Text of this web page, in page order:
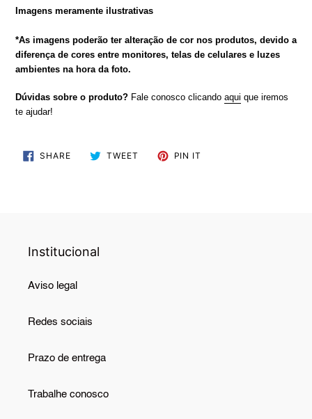
Imagens meramente ilustrativas
*As imagens poderão ter alteração de cor nos produtos, devido a
diferença de cores entre monitores, telas de celulares e luzes
ambientes na hora da foto.
Dúvidas sobre o produto? Fale conosco clicando aqui que iremos
te ajudar!
SHARESHARE
ON
TWEET TWEET PIN IT
Institucional
Aviso legal
Redes sociais
Prazo de entrega
Trabalhe conosco